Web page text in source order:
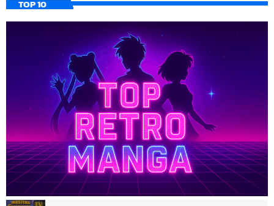
TOP 10